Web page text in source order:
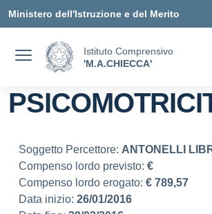
Ministero dell'Istruzione e del Merito
Istituto Comprensivo
'M.A.CHIECCA'
Soggetto Percettore: ANTONELLI
Compenso lordo previsto: €
Compenso lordo erogato: € 789,57
Data inizio: 26/01/2016